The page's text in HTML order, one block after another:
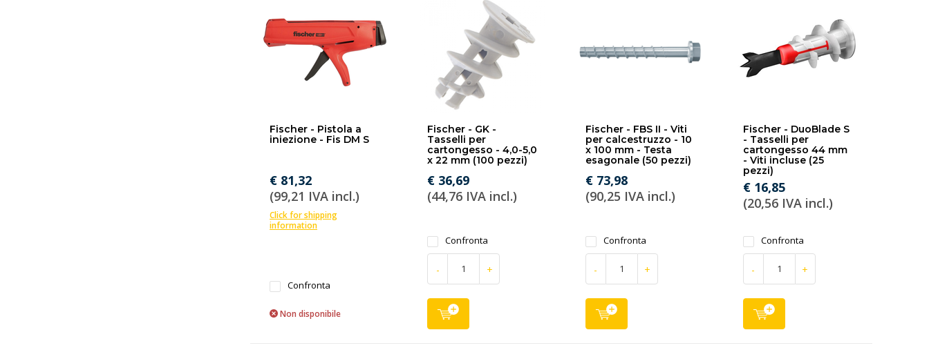
Fischer - Pistola a
iniezione - Fis DM S
€ 81,32
(99,21 IVA incl.)
Click for shipping
information
Confronta
Non disponibile
Fischer - GK -
Tasselli per
cartongesso - 4,0-5,0
x 22 mm (100 pezzi)
€ 36,69
(44,76 IVA incl.)
Confronta
- +
Fischer - FBS II - Viti
per calcestruzzo - 10
x 100 mm - Testa
esagonale (50 pezzi)
€ 73,98
(90,25 IVA incl.)
Confronta
- +
Fischer - DuoBlade S
- Tasselli per
cartongesso 44 mm
- Viti incluse (25
pezzi)
€ 16,85
(20,56 IVA incl.)
Confronta
- +